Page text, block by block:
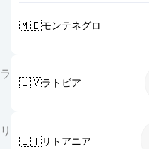
🇲🇪モンテネグロ
ラ
🇱🇻ラトビア
リ
🇱🇹リトアニア